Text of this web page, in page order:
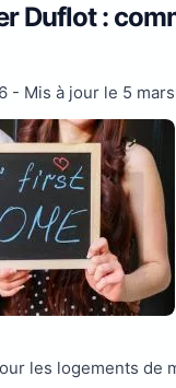
Duflot :
- Mis à jour le 5
les logements de